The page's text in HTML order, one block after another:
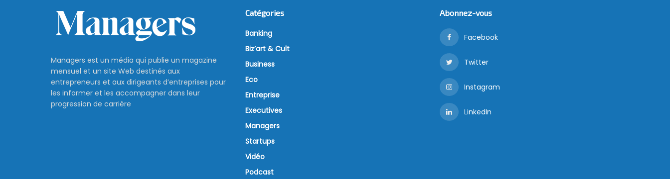
Managers est un média qui publie un magazine
mensuel et un site Web destinés aux
entrepreneurs et aux dirigeants d’entreprises pour
les informer et les accompagner dans leur
progression de carrière
Catégories
Banking
Biz’art & Cult
Business
Eco
Entreprise
Executives
Managers
Startups
Vidéo
Podcast
Abonnez-vous
Facebook
Twitter
Instagram
LinkedIn